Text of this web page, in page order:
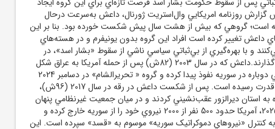
گزارش روزنامه امريکايي وال‌استريت ژورنال، داعش به‌سرعت درحال
است؛ گروهي که بيش از هشت سال پيش شکست خورده بود. بنا بر اين
داعش تغيير کرده است افراد اين گروه بدون يونيفرم و در هسته‌هاي
و با بهره‌گيري از بي‌ثباتي سياسي ناشي از سقوط «بشار اسد»، در
جاده‌ها کمين مي‌گذارند.داعش که در سال 2003 (82ش) پس از حمله آمريکا به عراق شکل
گرفت، در شرايطي دوباره در سوريه نفوذ پيدا کرده و گروه « تحريرالشام» در دسامبر 2024
(آذر 1402ش) به قدرت رسيده است. پس از شکست داعش در رقه در سال 2017 (96ش)،
به استان ديرالزور عقب‌نشيني کردند و در ميان جمعيت غيرنظامي پنهان
ماندند.از آوريل 2025، آمريکا حدود 500 نفر از 2000 نيروي خود را از سوريه خارج کرده و
به کنترل «نيروهاي دموکراتيک سوريه» موسوم به «قسد» سپرده است. اين